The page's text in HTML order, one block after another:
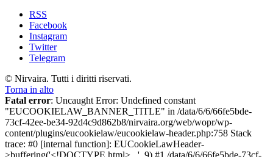
RSS
Facebook
Instagram
Twitter
Telegram
© Nirvaira. Tutti i diritti riservati.
Torna in alto
Fatal error: Uncaught Error: Undefined constant
"EUCOOKIELAW_BANNER_TITLE" in /data/6/6/66fe5bde-
73cf-42ee-be34-92d4c9d862b8/nirvaira.org/web/wopr/wp-
content/plugins/eucookielaw/eucookielaw-header.php:758 Stack
trace: #0 [internal function]: EUCookieLawHeader-